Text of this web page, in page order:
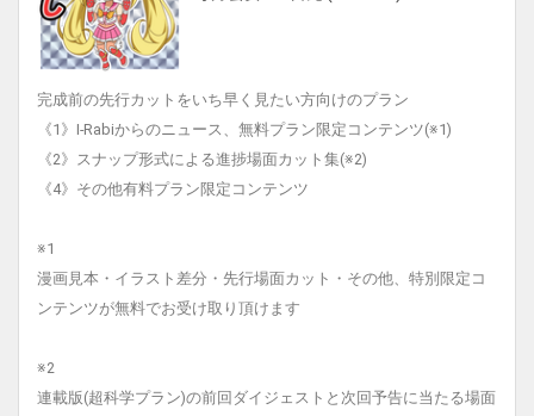
完成前の先行カットをいち早く見たい方向けのプラン
《1》I-Rabiからのニュース、無料プラン限定コンテンツ(※1)
《2》スナップ形式による進捗場面カット集(※2)
《4》その他有料プラン限定コンテンツ
※1
漫画見本・イラスト差分・先行場面カット・その他、特別限定コ
ンテンツが無料でお受け取り頂けます
※2
連載版(超科学プラン)の前回ダイジェストと次回予告に当たる場面